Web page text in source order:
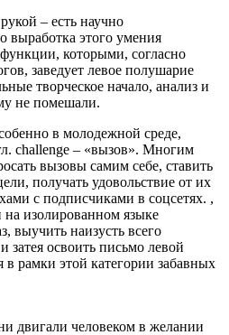
– есть научно
выработка этого умения
которыми, согласно
заведует левое полушарие
творческое начало, анализ и
не помешали.
в молодежной среде,
сhallenge – «вызов». Многим
вызовы самим себе, ставить
получать удовольствие от их
с подписчиками в соцсетях. ,
на изолированном языке
выучить наизусть всего
освоить письмо левой
в рамки этой категории забавных
двигали человеком в желании